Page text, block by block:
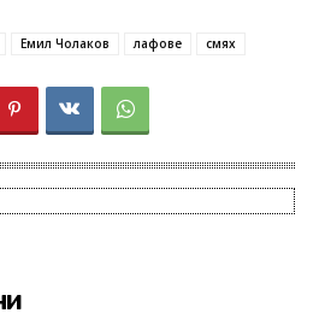
Емил Чолаков лафове смях